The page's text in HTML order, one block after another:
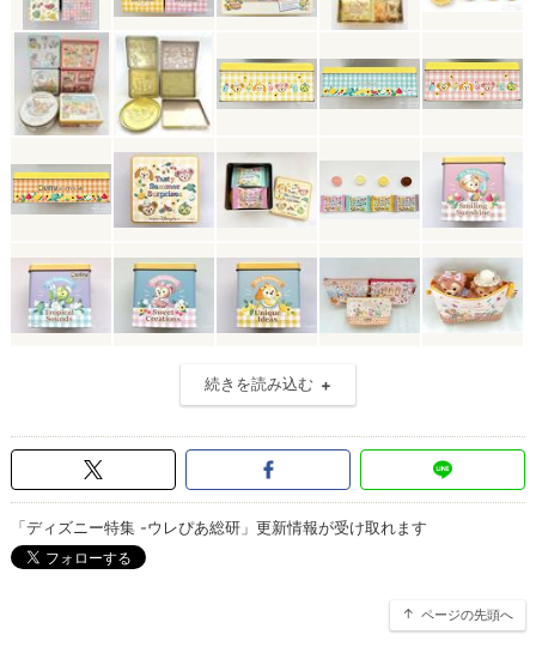
続きを読み込む
「ディズニー特集 -ウレぴあ総研」更新情報が受け取れます
ページの先頭へ